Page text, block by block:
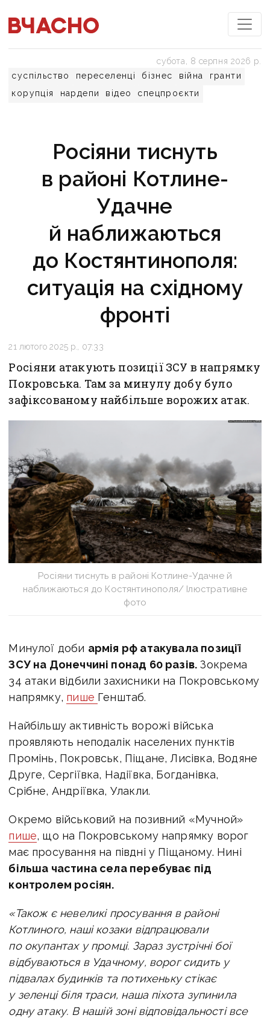
суспільство переселенці бізнес війна
гранти
корупція
нардепи відео спецпроєкти
субота, 8 серпня 2026 р.
Росіяни тиснуть
в районі Котлине-
Удачне
й наближаються
до Костянтинополя:
ситуація на східному
фронті
21 лютого 2025 р., 07:33
Росіяни атакують позиції ЗСУ в напрямку
Покровська. Там за минулу добу було
зафіксованому найбільше ворожих атак.
Росіяни тиснуть в районі Котлине-Удачне й
наближаються до Костянтинополя/ Ілюстративне
фото
Минулої доби армія рф атакувала позиції
ЗСУ на Донеччині понад 60 разів. Зокрема
34 атаки відбили захисники на Покровському
напрямку, пише Генштаб.
Найбільшу активність ворожі війська
проявляють неподалік населених пунктів
Промінь, Покровськ, Піщане, Лисівка, Водяне
Друге, Сергіївка, Надіївка, Богданівка,
Срібне, Андріївка, Улакли.
Окремо військовий на позивний «Мучной»
пише, що на Покровському напрямку ворог
має просування на півдні у Піщаному. Нині
більша частина села перебуває під
контролем росіян.
«Також є невеликі просування в районі
Котлиного, наші козаки відпрацювали
по окупантах у промці. Зараз зустрічні бої
відбуваються в Удачному, ворог сидить у
підвалах будинків та потихеньку стікає
у зеленці біля траси, наша піхота зупинила
одну атаку. В нашій зоні відповідальності все